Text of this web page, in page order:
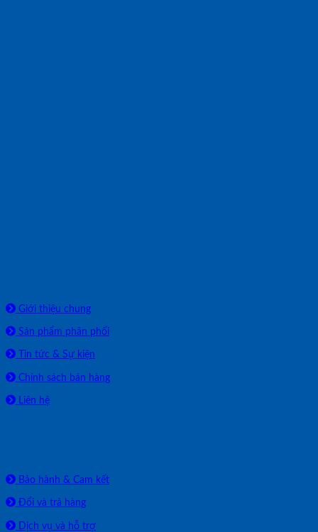
Giới thiệu chung
Sản phẩm phân phối
Tin tức & Sự kiện
Chính sách bán hàng
Liên hệ
Bảo hành & Cam kết
Đổi và trả hàng
Dịch vụ và hỗ trợ